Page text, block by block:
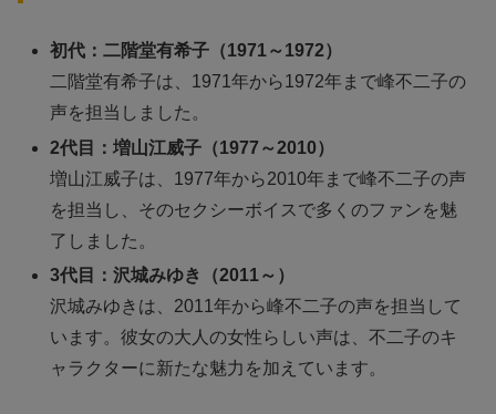
初代：二階堂有希子（1971～1972）
二階堂有希子は、1971年から1972年まで峰不二子の
声を担当しました。
2代目：増山江威子（1977～2010）
増山江威子は、1977年から2010年まで峰不二子の声
を担当し、そのセクシーボイスで多くのファンを魅
了しました。
3代目：沢城みゆき（2011～）
沢城みゆきは、2011年から峰不二子の声を担当して
います。彼女の大人の女性らしい声は、不二子のキ
ャラクターに新たな魅力を加えています。